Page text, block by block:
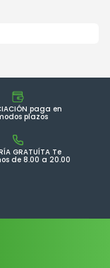
paga en
plazos
GRATUÍTA Te
de 8.00 a 20.00